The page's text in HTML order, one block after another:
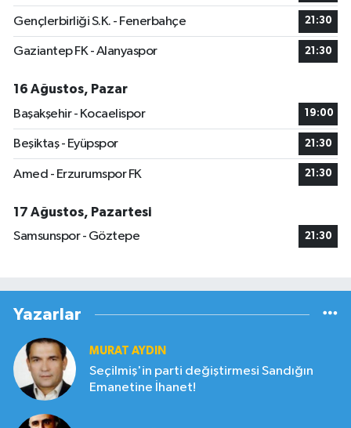
Gençlerbirliği S.K. - Fenerbahçe 21:30
Gaziantep FK - Alanyaspor 21:30
16 Ağustos, Pazar
Başakşehir - Kocaelispor
19:00
Beşiktaş - Eyüpspor 21:30
Amed - Erzurumspor FK 21:30
17 Ağustos, Pazartesi
Samsunspor - Göztepe
21:30
Yazarlar
MURAT AYDIN
Seçilmiş'in parti değiştirmesi Sandığın
Emanetine İhanet!